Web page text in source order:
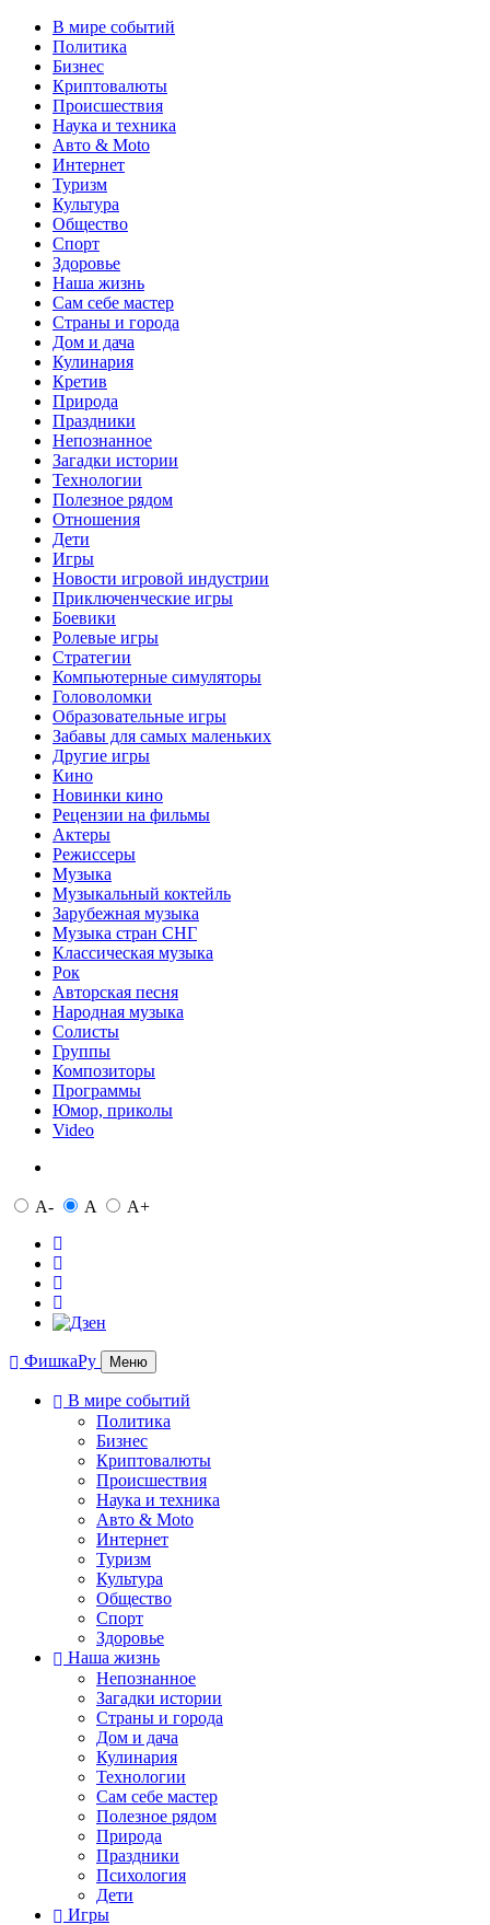
В мире событий
Политика
Бизнес
Криптовалюты
Происшествия
Наука и техника
Авто & Moto
Интернет
Туризм
Культура
Общество
Спорт
Здоровье
Наша жизнь
Сам себе мастер
Страны и города
Дом и дача
Кулинария
Кретив
Природа
Праздники
Непознанное
Загадки истории
Технологии
Полезное рядом
Отношения
Дети
Игры
Новости игровой индустрии
Приключенческие игры
Боевики
Ролевые игры
Стратегии
Компьютерные симуляторы
Головоломки
Образовательные игры
Забавы для самых маленьких
Другие игры
Кино
Новинки кино
Рецензии на фильмы
Актеры
Режиссеры
Музыка
Музыкальный коктейль
Зарубежная музыка
Музыка стран СНГ
Классическая музыка
Рок
Авторская песня
Народная музыка
Солисты
Группы
Композиторы
Программы
Юмор, приколы
Video
A- A A+
ФишкаРу Меню
В мире событий
Политика
Бизнес
Криптовалюты
Происшествия
Наука и техника
Авто & Moto
Интернет
Туризм
Культура
Общество
Спорт
Здоровье
Наша жизнь
Непознанное
Загадки истории
Страны и города
Дом и дача
Кулинария
Технологии
Сам себе мастер
Полезное рядом
Природа
Праздники
Психология
Дети
Игры